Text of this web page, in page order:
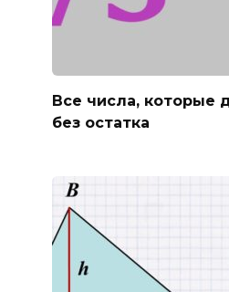
Все числа, которые
без остатка